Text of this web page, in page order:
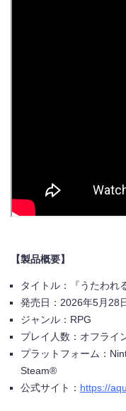
【製品概要】
タイトル：『うたわれ
発売日： 2026年5月 28
ジャンル： RPG
プレイ人数：オフライ
プラットフォーム：
Steam®
公式サイト： https://